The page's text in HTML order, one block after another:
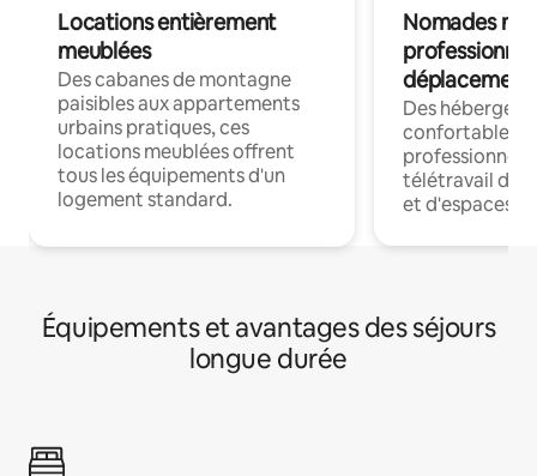
Locations entièrement
meublées
Des cabanes de montagne
paisibles aux appartements
urbains pratiques, ces
locations meublées offrent
tous les équipements d'un
logement standard.
Nomades
déplacement
Des
confortables
professionnels
télétravail
et d'espaces
Équipements et avantages des séjours
longue durée